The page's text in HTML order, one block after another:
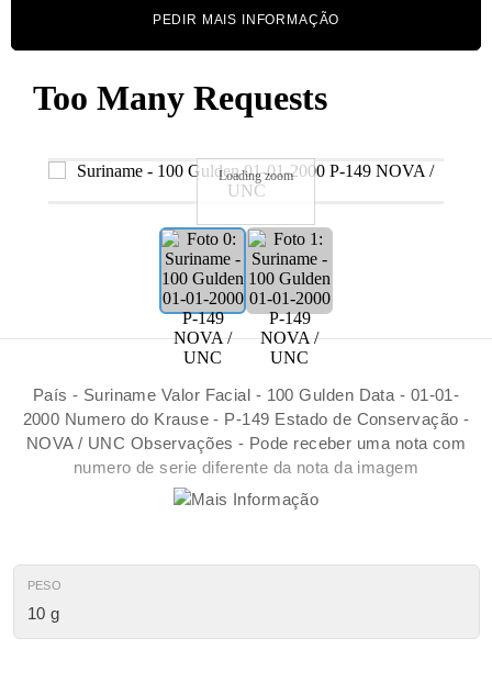
PEDIR MAIS INFORMAÇÃO
Loading zoom
País - Suriname Valor Facial - 100 Gulden Data - 01-01-
2000 Numero do Krause - P-149 Estado de Conservação -
NOVA / UNC Observações - Pode receber uma nota com
numero de serie diferente da nota da imagem
PESO
10 g